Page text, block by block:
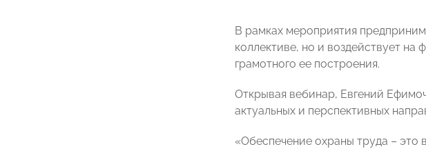
В рамках мероприятия
коллективе, но и воздействует
грамотного ее построения.
Открывая вебинар, Евгений
актуальных и перспективных
«Обеспечение охраны труда – это